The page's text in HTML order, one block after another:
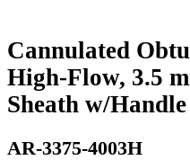
Cannulated
High-Flow, 3.5
Sheath w/Handle
AR-3375-4003H